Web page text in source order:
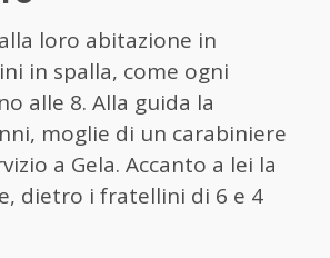
loro abitazione in
in spalla, come ogni
alle 8. Alla guida la
moglie di un carabiniere
a Gela. Accanto a lei la
dietro i fratellini di 6 e 4